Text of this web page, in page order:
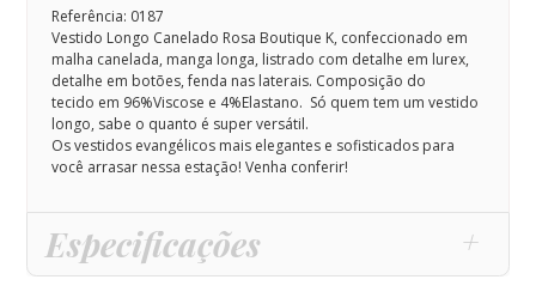
Referência: 0187
Vestido Longo Canelado Rosa Boutique K, confeccionado em
malha canelada, manga longa, listrado com detalhe em lurex,
detalhe em botões, fenda nas laterais. Composição do
tecido em 96%Viscose e 4%Elastano. Só quem tem um vestido
longo, sabe o quanto é super versátil.
Os vestidos evangélicos mais elegantes e sofisticados para
você arrasar nessa estação! Venha conferir!
Especificações